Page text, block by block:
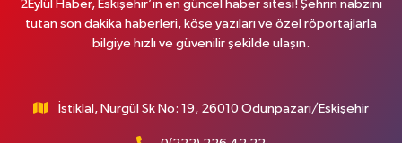
2Eylül Haber, Eskişehir’in en güncel haber sitesi! Şehrin nabzını
tutan son dakika haberleri, köşe yazıları ve özel röportajlarla
bilgiye hızlı ve güvenilir şekilde ulaşın.
İstiklal, Nurgül Sk No: 19, 26010 Odunpazarı/Eskişehir